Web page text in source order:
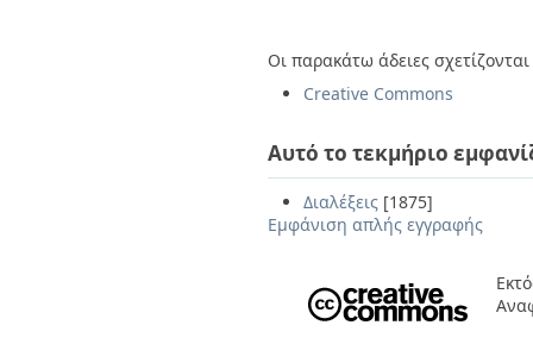
Οι παρακάτω άδειες
Creative Commons
Αυτό το τεκμήριο
Διαλέξεις [1875]
Εμφάνιση απλής εγγραφής